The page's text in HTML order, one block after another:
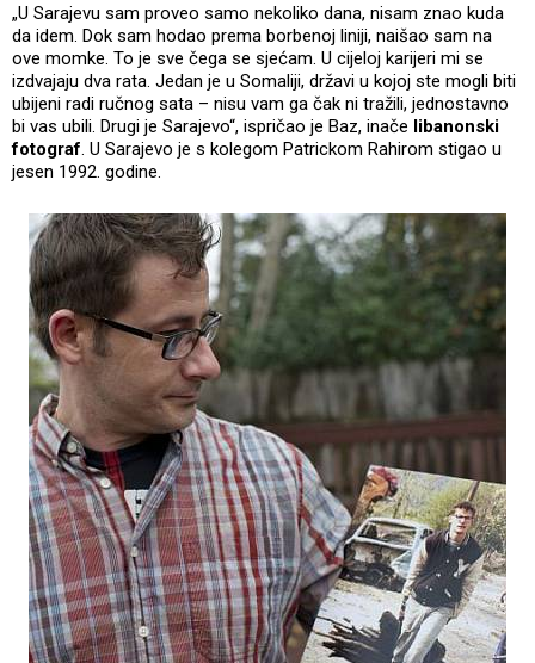
„U Sarajevu sam proveo samo nekoliko dana, nisam znao kuda
da idem. Dok sam hodao prema borbenoj liniji, naišao sam na
ove momke. To je sve čega se sjećam. U cijeloj karijeri mi se
izdvajaju dva rata. Jedan je u Somaliji, državi u kojoj ste mogli biti
ubijeni radi ručnog sata – nisu vam ga čak ni tražili, jednostavno
bi vas ubili. Drugi je Sarajevo“, ispričao je Baz, inače libanonski
fotograf. U Sarajevo je s kolegom Patrickom Rahirom stigao u
jesen 1992. godine.